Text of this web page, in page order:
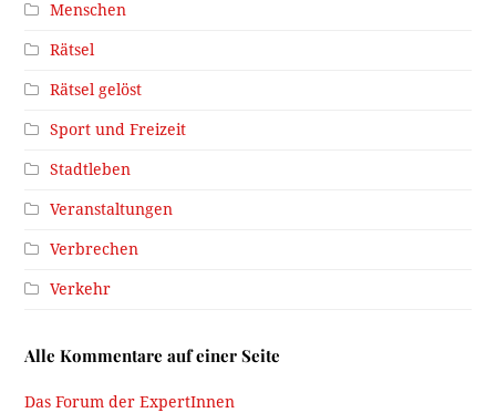
Menschen
Rätsel
Rätsel gelöst
Sport und Freizeit
Stadtleben
Veranstaltungen
Verbrechen
Verkehr
Alle Kommentare auf einer Seite
Das Forum der ExpertInnen